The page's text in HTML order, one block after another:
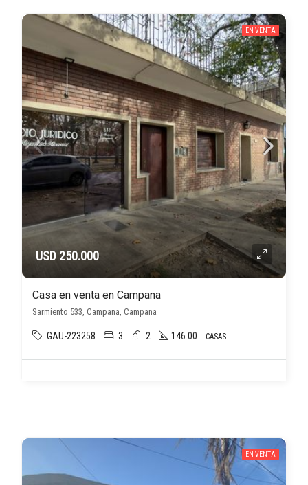
EN VENTA
USD 250.000
Casa en venta en Campana
Sarmiento 533, Campana, Campana
GAU-223258 3 2 146.00 CASAS
EN VENTA